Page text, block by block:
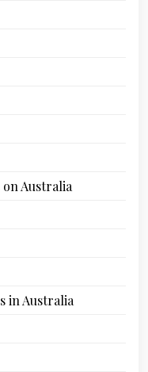
Australia
in Australia